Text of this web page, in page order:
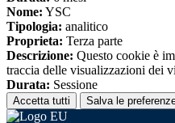
Nome: YSC
Tipologia: analitico
Proprieta: Terza parte
Descrizione: Questo cookie è
traccia delle visualizzazioni dei
Durata: Sessione
Accetta tutti Salva le